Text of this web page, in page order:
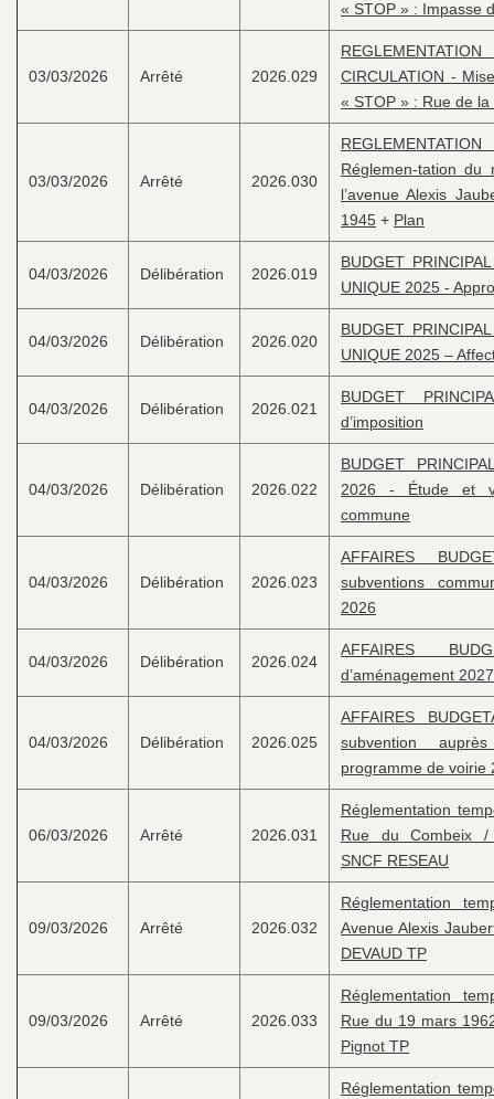
« STOP » : Impasse
03/03/2026 Arrêté 2026.029
CIRCULATION -
« STOP » : Rue de la
03/03/2026 Arrêté 2026.030
Réglemen-tation
l’avenue Alexis
1945 + Plan
04/03/2026 Délibération 2026.019
BUDGET
UNIQUE 2025 -
04/03/2026 Délibération 2026.020
BUDGET
UNIQUE 2025 –
04/03/2026 Délibération 2026.021
BUDGET
d’imposition
04/03/2026 Délibération 2026.022
BUDGET
2026 - Étude et
commune
04/03/2026 Délibération 2026.023
AFFAIRES
subventions
2026
04/03/2026 Délibération 2026.024
AFFAIRES
d’aménagement 2027
04/03/2026 Délibération 2026.025
AFFAIRES
subvention
programme de voirie
06/03/2026 Arrêté 2026.031
Réglementation
Rue du Combeix /
SNCF RESEAU
09/03/2026 Arrêté 2026.032
Réglementation
Avenue Alexis
DEVAUD TP
09/03/2026 Arrêté 2026.033
Réglementation
Rue du 19 mars
Pignot TP
Réglementation